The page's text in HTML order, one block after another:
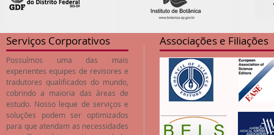
Serviços Corporativos
Possuímos uma das mais
experientes equipes de revisores e
tradutores qualificados do mundo,
cobrindo a maioria das áreas de
estudo. Nosso leque de serviços e
soluções podem ser optimizados
para que atendam as necessidades
Associações e Filiações